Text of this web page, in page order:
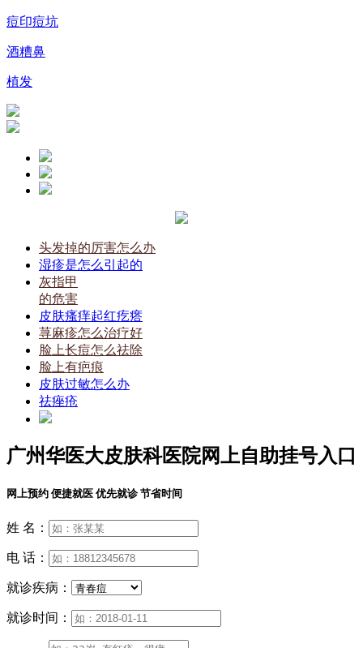
痘印痘坑
酒糟鼻
植发
头发掉的厉害怎么办
湿疹是怎么引起的
灰指甲
的危害
皮肤瘙痒起红疙瘩
荨麻疹怎么治疗好
脸上长痘怎么祛除
脸上有疤痕
皮肤过敏怎么办
祛痤疮
广州华医大皮肤科医院网上自助挂号入口
网上预约 便捷就医 优先就诊 节省时间
姓 名：
电 话：
就诊疾病：
就诊时间：